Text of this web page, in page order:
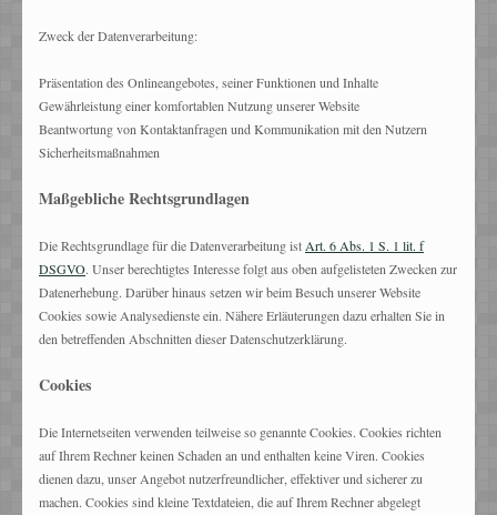
Zweck der Datenverarbeitung:
Präsentation des Onlineangebotes, seiner Funktionen und Inhalte
Gewährleistung einer komfortablen Nutzung unserer Website
Beantwortung von Kontaktanfragen und Kommunikation mit den Nutzern
Sicherheitsmaßnahmen
Maßgebliche Rechtsgrundlagen
Die Rechtsgrundlage für die Datenverarbeitung ist Art. 6 Abs. 1 S. 1 lit. f
DSGVO. Unser berechtigtes Interesse folgt aus oben aufgelisteten Zwecken zur
Datenerhebung. Darüber hinaus setzen wir beim Besuch unserer Website
Cookies sowie Analysedienste ein. Nähere Erläuterungen dazu erhalten Sie in
den betreffenden Abschnitten dieser Datenschutzerklärung.
Cookies
Die Internetseiten verwenden teilweise so genannte Cookies. Cookies richten
auf Ihrem Rechner keinen Schaden an und enthalten keine Viren. Cookies
dienen dazu, unser Angebot nutzerfreundlicher, effektiver und sicherer zu
machen. Cookies sind kleine Textdateien, die auf Ihrem Rechner abgelegt